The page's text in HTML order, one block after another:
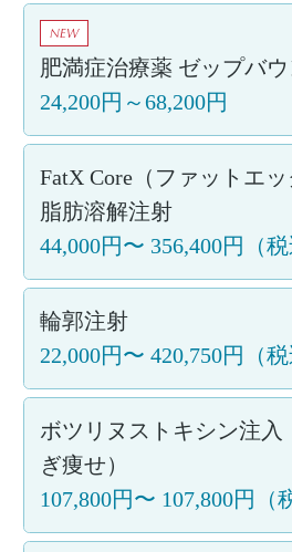
NEW
肥満症治療薬 ゼップバウ
24,200円～68,200円
FatX Core（ファットエッ
脂肪溶解注射
44,000円〜 356,400円 （
輪郭注射
22,000円〜 420,750円 （
ボツリヌストキシン注入
ぎ痩せ）
107,800円〜 107,800円 （